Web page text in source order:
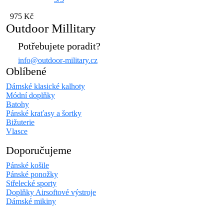
975 Kč
Outdoor Millitary
Potřebujete poradit?
info@outdoor-military.cz
Oblíbené
Dámské klasické kalhoty
Módní doplňky
Batohy
Pánské kraťasy a šortky
Bižuterie
Vlasce
Doporučujeme
Pánské košile
Pánské ponožky
Střelecké sporty
Doplňky Airsoftové výstroje
Dámské mikiny